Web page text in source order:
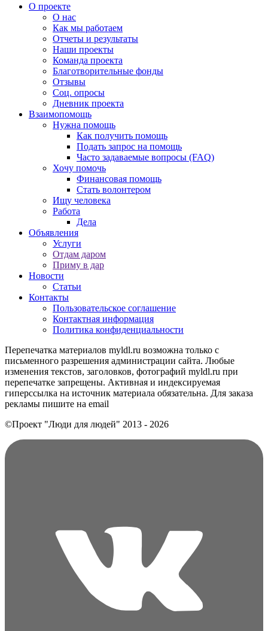
О проекте
О нас
Как мы работаем
Отчеты и результаты
Наши проекты
Команда проекта
Благотворительные фонды
Отзывы
Соц. опросы
Дневник проекта
Взаимопомощь
Нужна помощь
Как получить помощь
Подать запрос на помощь
Часто задаваемые вопросы (FAQ)
Хочу помочь
Финансовая помощь
Стать волонтером
Ищу человека
Работа
Дела
Объявления
Услуги
Отдам даром
Приму в дар
Новости
Статьи
Контакты
Пользовательское соглашение
Контактная информация
Политика конфиденциальности
Перепечатка материалов myldl.ru возможна только с
письменного разрешения администрации сайта. Любые
изменения текстов, заголовков, фотографий myldl.ru при
перепечатке запрещены. Активная и индексируемая
гиперссылка на источник материала обязательна. Для заказа
рекламы пишите на еmail
©Проект "Люди для людей" 2013 - 2026